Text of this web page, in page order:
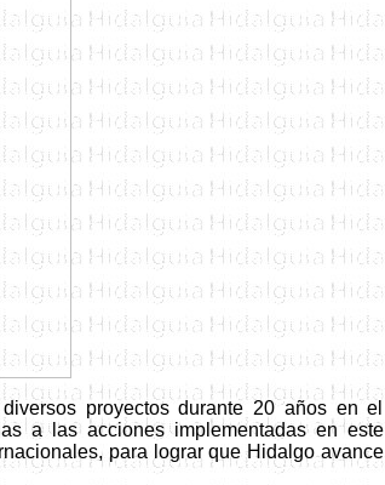
proyectos durante 20 años en el
a las acciones implementadas en este
para lograr que Hidalgo avance